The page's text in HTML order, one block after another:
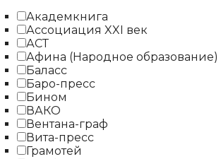
Академкнига
Ассоциация XXI век
АСТ
Афина (Народное образование)
Баласс
Баро-пресс
Бином
ВАКО
Вентана-граф
Вита-пресс
Грамотей